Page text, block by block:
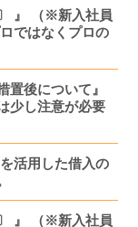
』 （※新入社員
ではなくプロの
置後について』
少し注意が必要
活用した借入の
』 （※新入社員